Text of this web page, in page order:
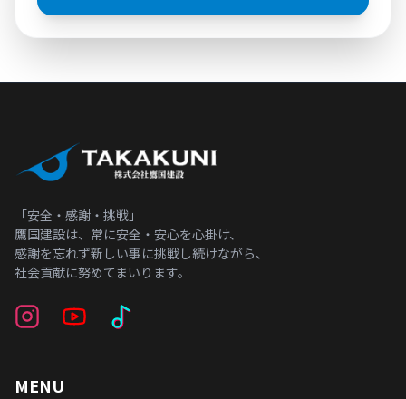
「安全・感謝・挑戦」
鷹国建設は、常に安全・安心を心掛け、
感謝を忘れず新しい事に挑戦し続けながら、
社会貢献に努めてまいります。
MENU